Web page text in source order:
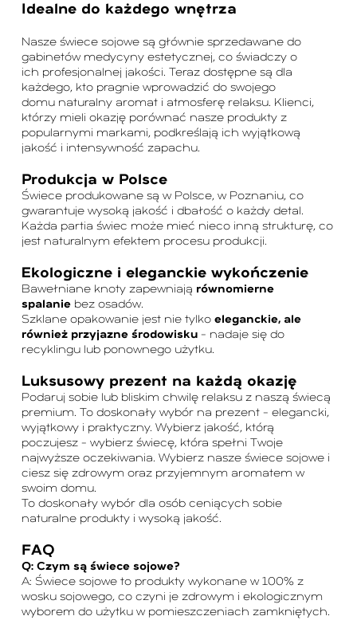
Idealne do każdego wnętrza
Nasze świece sojowe są głównie sprzedawane do
gabinetów medycyny estetycznej, co świadczy o
ich profesjonalnej jakości. Teraz dostępne są dla
każdego, kto pragnie wprowadzić do swojego
domu naturalny aromat i atmosferę relaksu. Klienci,
którzy mieli okazję porównać nasze produkty z
popularnymi markami, podkreślają ich wyjątkową
jakość i intensywność zapachu.
Produkcja w Polsce
Świece produkowane są w Polsce, w Poznaniu, co
gwarantuje wysoką jakość i dbałość o każdy detal.
Każda partia świec może mieć nieco inną strukturę, co
jest naturalnym efektem procesu produkcji.
Ekologiczne i eleganckie wykończenie
Bawełniane knoty zapewniają równomierne
spalaniebez osadów.
Szklane opakowanie jest nie tylko eleganckie, ale
również przyjazne środowisku– nadaje się do
recyklingu lub ponownego użytku.
Luksusowy prezent na każdą okazję
Podaruj sobie lub bliskim chwilę relaksu z naszą świecą
premium. To doskonały wybór na prezent – elegancki,
wyjątkowy i praktyczny. Wybierz jakość, którą
poczujesz – wybierz świecę, która spełni Twoje
najwyższe oczekiwania. Wybierz nasze świece sojowe i
ciesz się zdrowym oraz przyjemnym aromatem w
swoim domu.
To doskonały wybór dla osób ceniących sobie
naturalne produkty i wysoką jakość.
FAQ
Q: Czym są świece sojowe?
A: Świece sojowe to produkty wykonane w 100% z
wosku sojowego, co czyni je zdrowym i ekologicznym
wyborem do użytku w pomieszczeniach zamkniętych.